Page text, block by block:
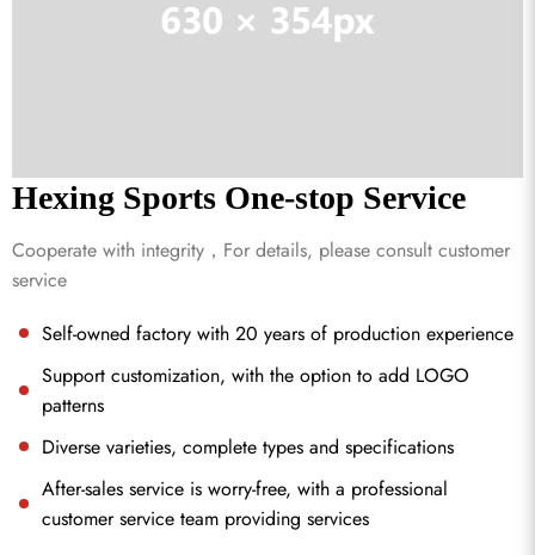
Hexing Sports One-stop Service
Cooperate with integrity，For details, please consult customer
service
Self-owned factory with 20 years of production experience
Support customization, with the option to add LOGO
patterns
Diverse varieties, complete types and specifications
After-sales service is worry-free, with a professional
customer service team providing services